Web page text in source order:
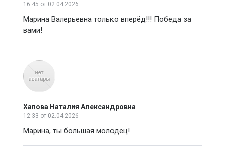
16:45 от 02.04.2026
Марина Валерьевна только вперёд!!! Победа за
вами!
Хапова Наталия Александровна
12:33 от 02.04.2026
Марина, ты большая молодец!